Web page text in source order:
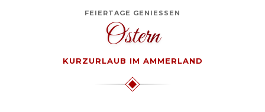
FEIERTAGE GENIESSEN
Ostern
KURZURLAUB IM AMMERLAND